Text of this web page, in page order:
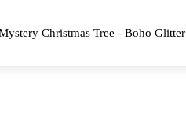
Christmas Tree - Boho Glitter